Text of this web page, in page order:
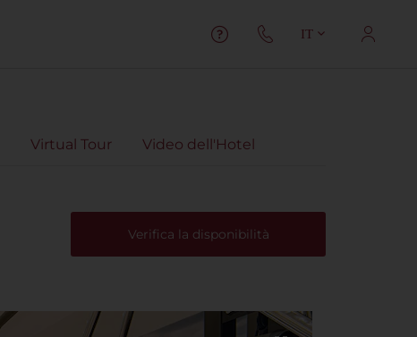
IT
Virtual Tour Video dell'Hotel
Verifica la disponibilità